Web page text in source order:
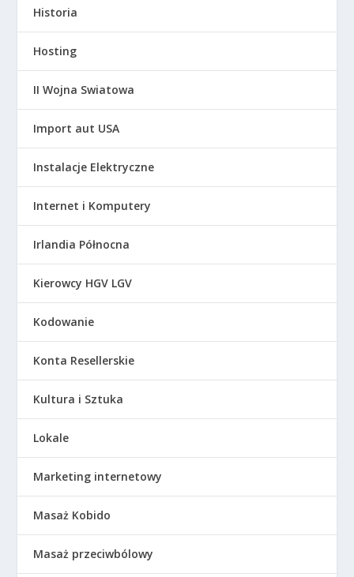
Historia
Hosting
II Wojna Swiatowa
Import aut USA
Instalacje Elektryczne
Internet i Komputery
Irlandia Północna
Kierowcy HGV LGV
Kodowanie
Konta Resellerskie
Kultura i Sztuka
Lokale
Marketing internetowy
Masaż Kobido
Masaż przeciwbólowy